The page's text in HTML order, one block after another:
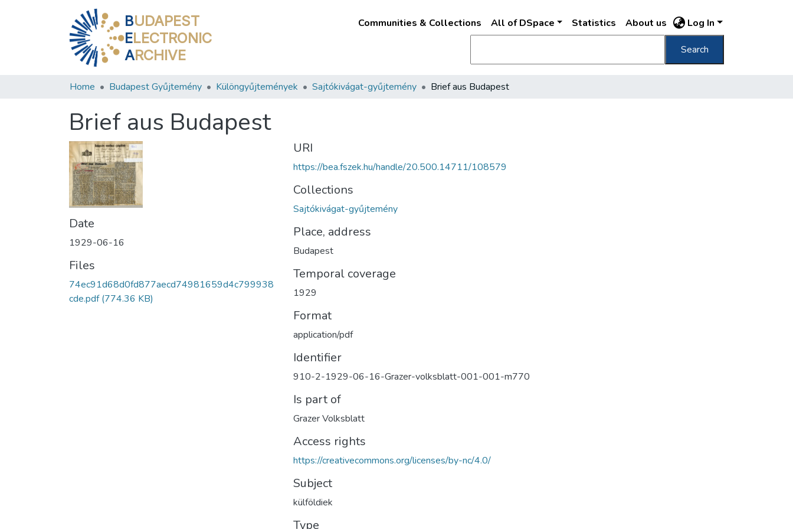
BUDAPEST
ELECTRONIC
ARCHIVE
Communities & Collections All of DSpace Statistics About us Log In
Search
Home Budapest Gyűjtemény Különgyűjtemények Sajtókivágat-gyűjtemény Brief aus Budapest
Brief aus Budapest
Date
1929-06-16
Files
74ec91d68d0fd877aecd74981659d4c799938
cde.pdf(774.36 KB)
URI
https://bea.fszek.hu/handle/20.500.14711/108579
Collections
Sajtókivágat-gyűjtemény
Place, address
Budapest
Temporal coverage
1929
Format
application/pdf
Identifier
910-2-1929-06-16-Grazer-volksblatt-001-001-m770
Is part of
Grazer Volksblatt
Access rights
https://creativecommons.org/licenses/by-nc/4.0/
Subject
külföldiek
Type